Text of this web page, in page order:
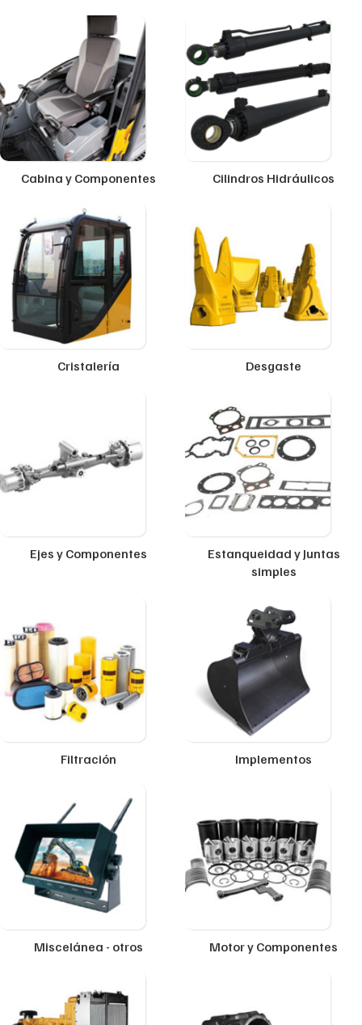
Cabina y Componentes Cilindros Hidráulicos
Cristalería Desgaste
Ejes y Componentes
Estanqueidad y Juntas
simples
Filtración Implementos
Miscelánea - otros Motor y Componentes